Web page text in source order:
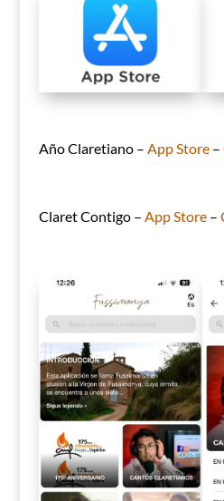
Año Claretiano – App Store–
Claret Contigo – App Store–